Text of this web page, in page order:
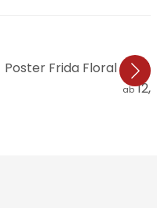
Poster Frida Floral
ab